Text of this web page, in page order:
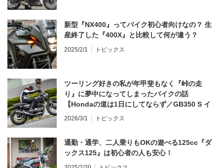
新型『NX400』ってバイク初心者向けなの？ 生
産終了した『400X』と比較して何が違う？
2025/2/1 トピックス
ツーリング好きの私が年甲斐もなく『峠の走
り』に夢中になってしまったバイクの話
【Hondaの道は1日にしてならず／GB350 S イ
ンプレ・レビュー 前編】
2026/3/1 トピックス
通勤・通学、二人乗りもOKの遊べる125cc『ダ
ックス125』は初心者の人も安心！